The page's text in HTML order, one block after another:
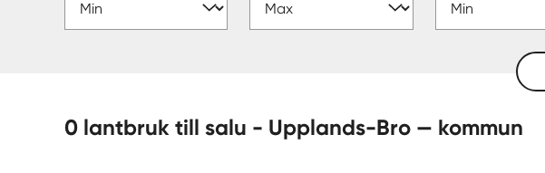
0 lantbruk till salu - Upplands-Bro — kommun